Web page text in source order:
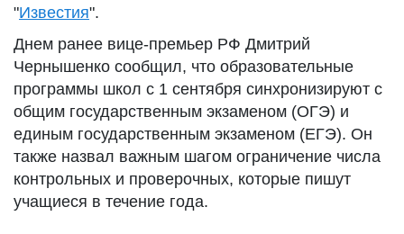
"Известия".
Днем ранее вице-премьер РФ Дмитрий
Чернышенко сообщил, что образовательные
программы школ с 1 сентября синхронизируют с
общим государственным экзаменом (ОГЭ) и
единым государственным экзаменом (ЕГЭ). Он
также назвал важным шагом ограничение числа
контрольных и проверочных, которые пишут
учащиеся в течение года.